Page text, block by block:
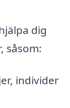
dig
såsom:
individer